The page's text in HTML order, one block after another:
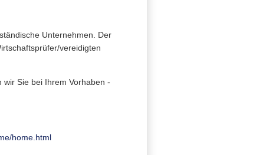
Unternehmen. Der
vereidigten
Sie bei Ihrem Vorhaben -
home.html